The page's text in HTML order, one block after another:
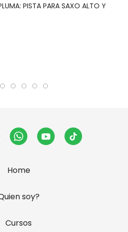
PISTA PARA SAXO ALTO Y
Home
soy?
Cursos